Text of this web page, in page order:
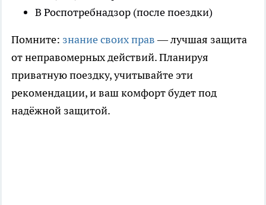
В Роспотребнадзор (после поездки)
Помните: знание своих прав— лучшая защита
от неправомерных действий. Планируя
приватную поездку, учитывайте эти
рекомендации, и ваш комфорт будет под
надёжной защитой.